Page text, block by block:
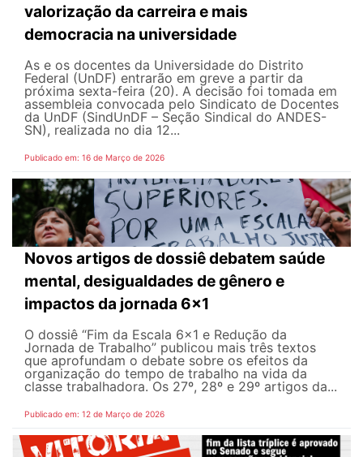
valorização da carreira e mais
democracia na universidade
As e os docentes da Universidade do Distrito
Federal (UnDF) entrarão em greve a partir da
próxima sexta-feira (20). A decisão foi tomada em
assembleia convocada pelo Sindicato de Docentes
da UnDF (SindUnDF – Seção Sindical do ANDES-
SN), realizada no dia 12...
Publicado em: 16 de Março de 2026
Novos artigos de dossiê debatem saúde
mental, desigualdades de gênero e
impactos da jornada 6x1
O dossiê “Fim da Escala 6×1 e Redução da
Jornada de Trabalho” publicou mais três textos
que aprofundam o debate sobre os efeitos da
organização do tempo de trabalho na vida da
classe trabalhadora. Os 27º, 28º e 29º artigos da...
Publicado em: 12 de Março de 2026